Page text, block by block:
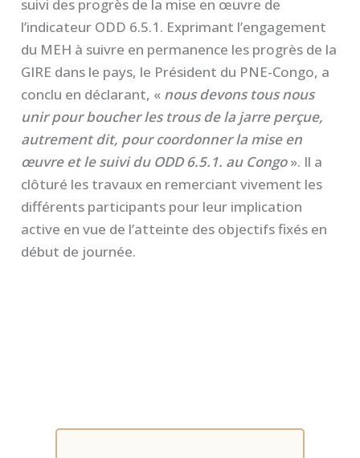
suivi des progrès de la mise en œuvre de
l’indicateur ODD 6.5.1. Exprimant l’engagement
du MEH à suivre en permanence les progrès de la
GIRE dans le pays, le Président du PNE-Congo, a
conclu en déclarant, « nous devons tous nous
unir pour boucher les trous de la jarre perçue,
autrement dit, pour coordonner la mise en
œuvre et le suivi du ODD 6.5.1. au Congo». Il a
clôturé les travaux en remerciant vivement les
différents participants pour leur implication
active en vue de l’atteinte des objectifs fixés en
début de journée.